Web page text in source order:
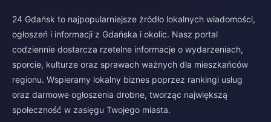
24 Gdańsk to najpopularniejsze źródło lokalnych wiadomości,
ogłoszeń i informacji z Gdańska i okolic. Nasz portal
codziennie dostarcza rzetelne informacje o wydarzeniach,
sporcie, kulturze oraz sprawach ważnych dla mieszkańców
regionu. Wspieramy lokalny biznes poprzez rankingi usług
oraz darmowe ogłoszenia drobne, tworząc największą
społeczność w zasięgu Twojego miasta.